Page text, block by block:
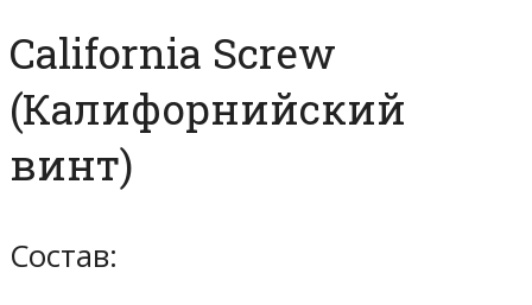
California Screw
(Калифорнийский
винт)
Состав: